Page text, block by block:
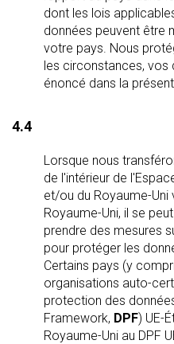
dont les lois
données peuvent être
votre pays. Nous
les circonstances, vos
énoncé dans la
4.4
Lorsque nous
de l'intérieur de
et/ou du Royaume-Uni
Royaume-Uni, il se
prendre des mesures
pour protéger les
Certains pays (y
organisations auto-
protection des
Framework, DPF) UE-
Royaume-Uni au DPF